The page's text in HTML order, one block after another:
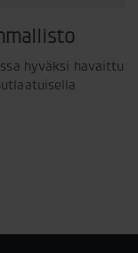
hyväksi havaittu